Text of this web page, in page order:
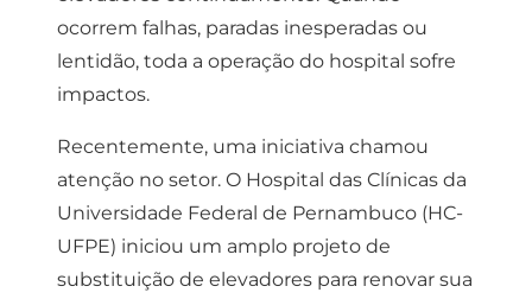
ocorrem falhas, paradas inesperadas ou
lentidão, toda a operação do hospital sofre
impactos.
Recentemente, uma iniciativa chamou
atenção no setor. O Hospital das Clínicas da
Universidade Federal de Pernambuco (HC-
UFPE) iniciou um amplo projeto de
substituição de elevadores para renovar sua